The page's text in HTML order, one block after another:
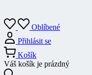
Oblíbené
Přihlásit se
Košík
Váš košík je prázdný